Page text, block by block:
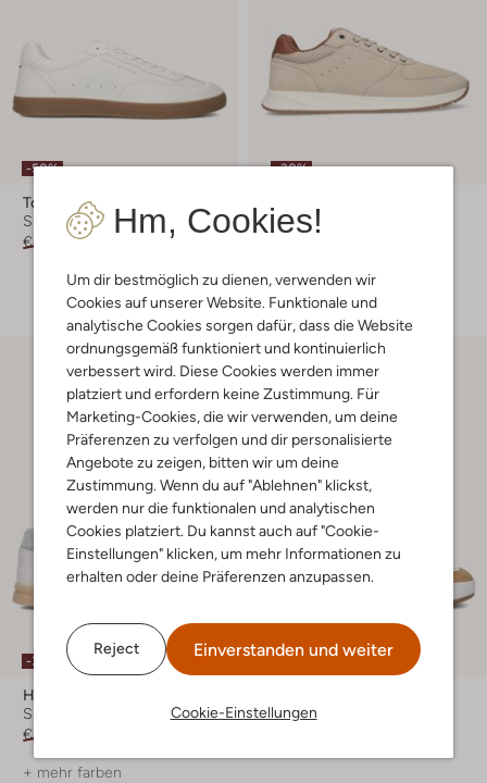
Hm, Cookies!
Um dir bestmöglich zu dienen, verwenden wir
Cookies auf unserer Website. Funktionale und
analytische Cookies sorgen dafür, dass die Website
ordnungsgemäß funktioniert und kontinuierlich
verbessert wird. Diese Cookies werden immer
platziert und erfordern keine Zustimmung. Für
Marketing-Cookies, die wir verwenden, um deine
Präferenzen zu verfolgen und dir personalisierte
Angebote zu zeigen, bitten wir um deine
Zustimmung. Wenn du auf "Ablehnen" klickst,
werden nur die funktionalen und analytischen
Cookies platziert. Du kannst auch auf "Cookie-
Einstellungen" klicken, um mehr Informationen zu
erhalten oder deine Präferenzen anzupassen.
Reject Einverstanden und weiter
Cookie-Einstellungen
-50%
Tommy Hilfiger
Sneaker Low
€ 129,99 € 64,99
-30%
Sneaker Low
+ mehr farben
-30%
Hub
Sneaker Low
€ 119,99
+ mehr farben
-50%
Sneaker Low